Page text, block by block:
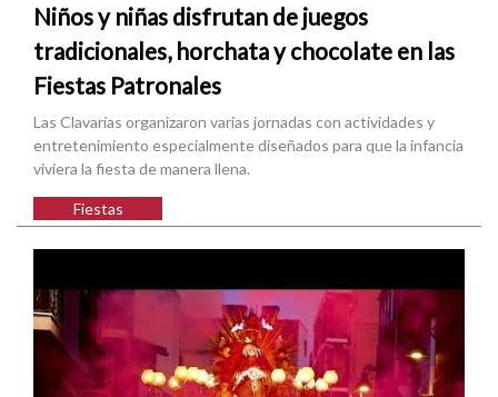
Niños y niñas disfrutan de juegos
tradicionales, horchata y chocolate en las
Fiestas Patronales
Las Clavarías organizaron varias jornadas con actividades y
entretenimiento especialmente diseñados para que la infancia
viviera la fiesta de manera llena.
Fiestas